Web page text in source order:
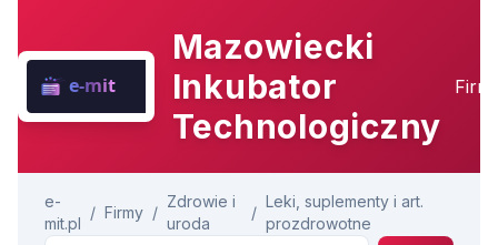
Mazowiecki
Inkubator
Technologiczny
e-
mit.pl
/ Firmy /
Zdrowie i
uroda
/
Leki, suplementy i art.
prozdrowotne